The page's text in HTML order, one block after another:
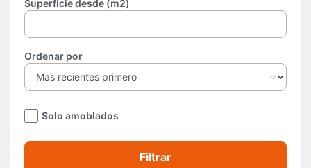
Superficie desde (m2)
Ordenar por
Solo amoblados
Filtrar